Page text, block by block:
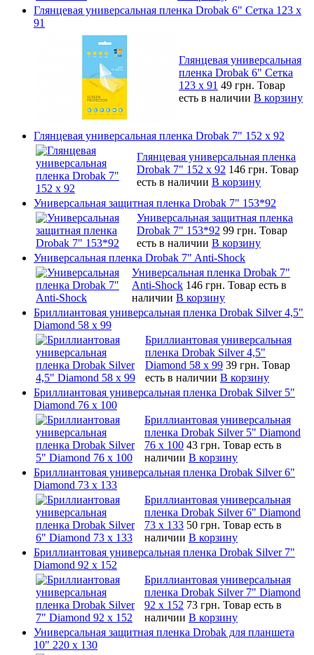
Глянцевая универсальная пленка Drobak 6" Сетка 123 х
91
Глянцевая универсальная
пленка Drobak 6" Сетка
123 х 91 49 грн. Товар
есть в наличии В корзину
Глянцевая универсальная пленка Drobak 7" 152 x 92
Глянцевая универсальная пленка
Drobak 7" 152 x 92 146 грн. Товар
есть в наличии В корзину
Универсальная защитная пленка Drobak 7" 153*92
Универсальная защитная пленка
Drobak 7" 153*92 99 грн. Товар
есть в наличии В корзину
Универсальная пленка Drobak 7" Anti-Shock
Универсальная пленка Drobak 7"
Anti-Shock 146 грн. Товар есть в
наличии В корзину
Бриллиантовая универсальная пленка Drobak Silver 4,5"
Diamond 58 х 99
Бриллиантовая универсальная
пленка Drobak Silver 4,5"
Diamond 58 х 99 39 грн. Товар
есть в наличии В корзину
Бриллиантовая универсальная пленка Drobak Silver 5"
Diamond 76 х 100
Бриллиантовая универсальная
пленка Drobak Silver 5" Diamond
76 х 100 43 грн. Товар есть в
наличии В корзину
Бриллиантовая универсальная пленка Drobak Silver 6"
Diamond 73 х 133
Бриллиантовая универсальная
пленка Drobak Silver 6" Diamond
73 х 133 50 грн. Товар есть в
наличии В корзину
Бриллиантовая универсальная пленка Drobak Silver 7"
Diamond 92 х 152
Бриллиантовая универсальная
пленка Drobak Silver 7" Diamond
92 х 152 73 грн. Товар есть в
наличии В корзину
Универсальная защитная пленка Drobak для планшета
10" 220 x 130